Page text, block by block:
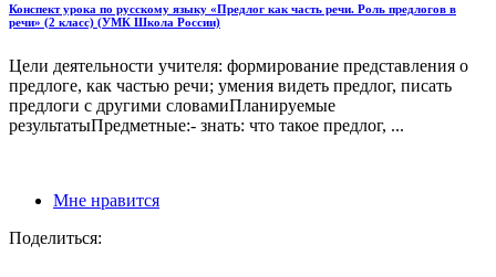
Конспект урока по русскому языку «Предлог как часть речи. Роль предлогов в
речи» (2 класс) (УМК Школа России)
Цели деятельности учителя: формирование представления о
предлоге, как частью речи; умения видеть предлог, писать
предлоги с другими словамиПланируемые
результатыПредметные:- знать: что такое предлог, ...
Мне нравится
Поделиться: